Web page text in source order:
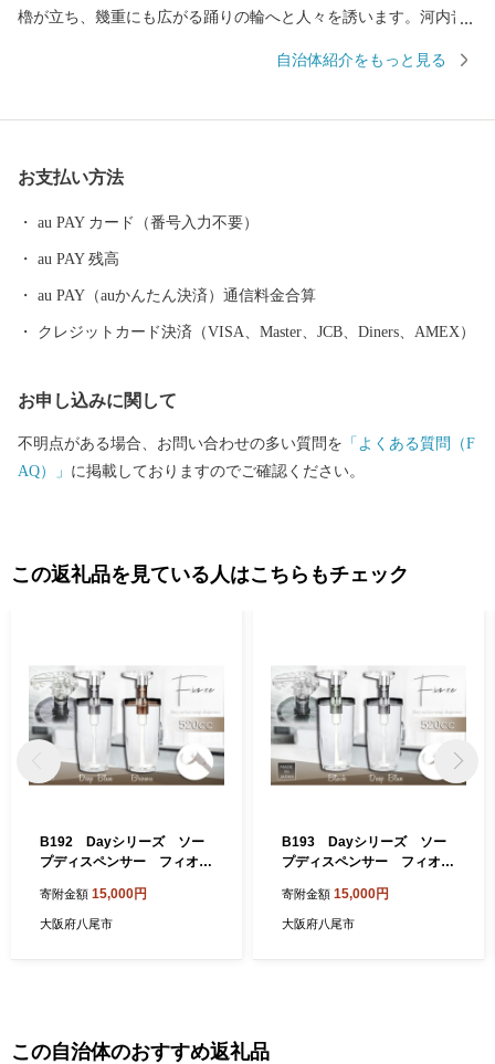
櫓が立ち、幾重にも広がる踊りの輪へと人々を誘います。河内音
でも、「河内音頭発祥の地」と伝わる常光寺の正調河内音頭は、
でしか聞くことができません。 また、夏の風物詩として毎年9月
上旬に盛大に開催される八尾河内音頭まつり。河内音頭グランプ
市民で賑わいます。 ＜歴史遺産のまち＞ 八尾市はゆたかな歴史や
文化財を有するまちです。市東部にある高安山山ろくは、地元で
「やまんねき」と呼ばれ、古くから人々が暮らす里山であり、歴
る「高安千塚（たかやすせんづか）古墳群」」は全国的にも知ら
れています。 ＜ものづくりのまち＞ 中小企業を中心に、高度な技
術力と製品開発力を誇る「ものづくりのまち」です。 全国トップ
すます活力にあふれています。 八尾の特産 ＜八尾えだまめ＞ 八
＜八尾若ごぼう＞ 全国でもトップクラスの出荷量で、食物繊維や
鉄分、カルシウム、ルチンを多く含み、健康食材としても注目を
浴びています。「葉ごぼう」とも呼ばれ、葉・茎・根を丸ごと食
べることができます。しゃきしゃきとした歯ざわりとほのかな苦
味が食卓に春を運びます。
自治体紹介をもっと見る
お支払い方法
au PAY カード（番号入力不要）
au PAY 残高
au PAY（auかんたん決済）通信料金合算
クレジットカード決済（VISA、Master、JCB、Diners、AMEX）
お申し込みに関して
不明点がある場合、お問い合わせの多い質問を 「よくある質問（F
AQ）」 に掲載しておりますのでご確認ください。
この返礼品を見ている人はこちらもチェック
B192 Dayシリーズ ソー
プディスペンサー フィオー
ラウン）【シャンプー ボデ
ィソープ コンディショナー
寄附金額 15,000円
大阪府八尾市
B193 Dayシリーズ ソー
プディスペンサー フィオー
ラック）【シャンプー ボデ
ィソープ コンディショナー
寄附金額 15,000円
大阪府八尾市
この自治体のおすすめ返礼品